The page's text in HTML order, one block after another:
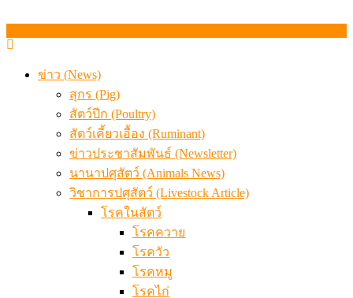
ข่าว (News)
สุกร (Pig)
สัตว์ปีก (Poultry)
สัตว์เคี้ยวเอื้อง (Ruminant)
ข่าวประชาสัมพันธ์ (Newsletter)
นานาปศุสัตว์ (Animals News)
วิชาการปศุสัตว์ (Livestock Article)
โรคในสัตว์
โรคควาย
โรควัว
โรคหมู
โรคไก่